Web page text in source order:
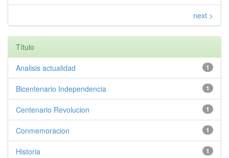
next >
Título
1
Analisis actualidad
1
Bicentenario Independencia
1
Centenario Revolucion
1
Conmemoracion
1
Historia